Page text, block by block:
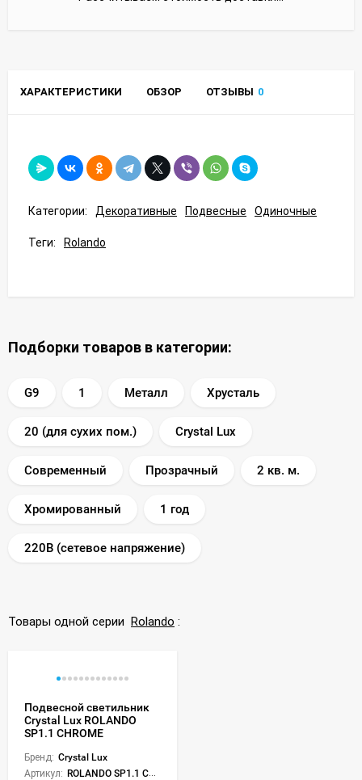
ХАРАКТЕРИСТИКИ ОБЗОР ОТЗЫВЫ 0
Категории: Декоративные Подвесные Одиночные
Теги: Rolando
Подборки товаров в категории:
G9 1 Металл Хрусталь
20 (для сухих пом.) Crystal Lux
Современный Прозрачный 2 кв. м.
Хромированный 1 год
220В (сетевое напряжение)
Товары одной серии Rolando :
Подвесной светильник
Crystal Lux ROLANDO
SP1.1 CHROME
Бренд: Crystal Lux
Артикул: ROLANDO SP1.1 CHROME